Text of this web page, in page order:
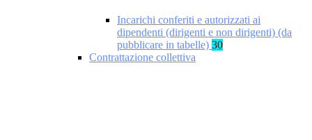
Incarichi conferiti e autorizzati ai
dipendenti (dirigenti e non dirigenti) (da
pubblicare in tabelle) 30
Contrattazione collettiva